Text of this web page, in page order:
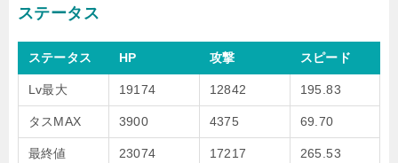
ステータス
ステータス HP 攻撃 スピード
Lv最大 19174 12842 195.83
タスMAX 3900 4375 69.70
最終値 23074 17217 265.53